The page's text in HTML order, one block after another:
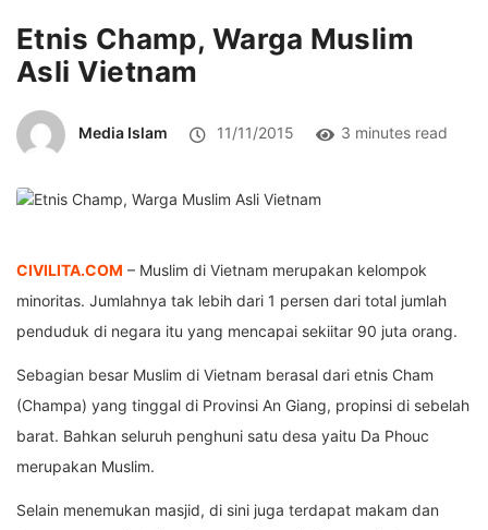
Etnis Champ, Warga Muslim
Asli Vietnam
Media Islam 11/11/2015 3 minutes read
CIVILITA.COM – Muslim di Vietnam merupakan kelompok
minoritas. Jumlahnya tak lebih dari 1 persen dari total jumlah
penduduk di negara itu yang mencapai sekiitar 90 juta orang.
Sebagian besar Muslim di Vietnam berasal dari etnis Cham
(Champa) yang tinggal di Provinsi An Giang, propinsi di sebelah
barat. Bahkan seluruh penghuni satu desa yaitu Da Phouc
merupakan Muslim.
Selain menemukan masjid, di sini juga terdapat makam dan